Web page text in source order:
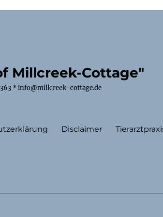
Millcreek-Cottage"
* info@millcreek-cottage.de
Disclaimer